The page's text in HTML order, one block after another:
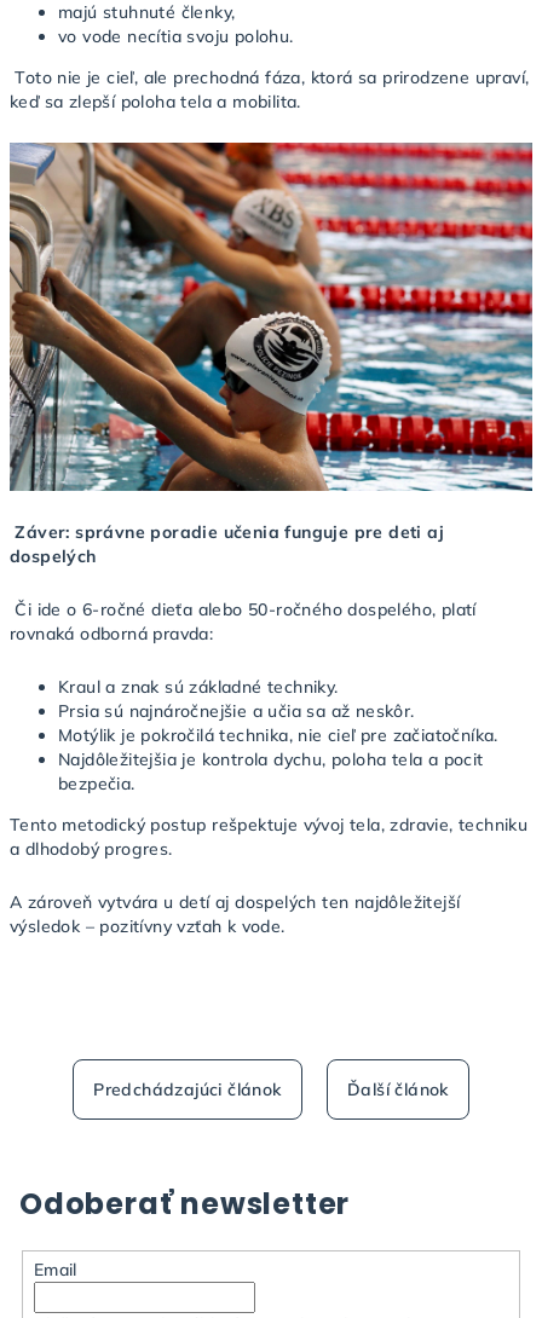
majú stuhnuté členky,
vo vode necítia svoju polohu.
Toto nie je cieľ, ale prechodná fáza, ktorá sa prirodzene upraví,
keď sa zlepší poloha tela a mobilita.
Záver: správne poradie učenia funguje pre deti aj
dospelých
Či ide o 6-ročné dieťa alebo 50-ročného dospelého, platí
rovnaká odborná pravda:
Kraul a znak sú základné techniky.
Prsia sú najnáročnejšie a učia sa až neskôr.
Motýlik je pokročilá technika, nie cieľ pre začiatočníka.
Najdôležitejšia je kontrola dychu, poloha tela a pocit
bezpečia.
Tento metodický postup rešpektuje vývoj tela, zdravie, techniku
a dlhodobý progres.
A zároveň vytvára u detí aj dospelých ten najdôležitejší
výsledok – pozitívny vzťah k vode.
Predchádzajúci článok Ďalší článok
Odoberať newsletter
Email